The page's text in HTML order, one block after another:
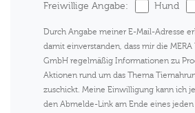
Freiwillige Angabe: Hund
Durch Angabe meiner E-Mail-Adresse
damit einverstanden, dass mir die
GmbH regelmäßig Informationen zu
Aktionen rund um das Thema
zuschickt. Meine Einwilligung kann ich
den Abmelde-Link am Ende eines